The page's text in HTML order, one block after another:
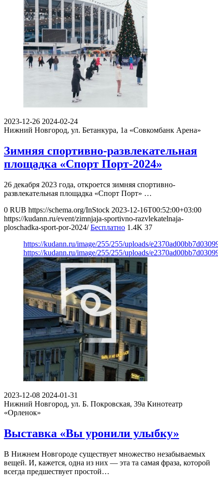
2023-12-26 2024-02-24
Нижний Новгород, ул. Бетанкура, 1а «Совкомбанк Арена⁠»
Зимняя спортивно-развлекательная
площадка «Спорт Порт-2024»
26 декабря 2023 года, откроется зимняя спортивно-
развлекательная площадка «Спорт Порт» …
0 RUB https://schema.org/InStock 2023-12-16T00:52:00+03:00
https://kudann.ru/event/zimnjaja-sportivno-razvlekatelnaja-
ploschadka-sport-por-2024/ Бесплатно 1.4K 37
https://kudann.ru/image/255/255/uploads/
https://kudann.ru/image/255/255/uploads/
2023-12-08 2024-01-31
Нижний Новгород, ул. Б. Покровская, 39а Кинотеатр
«Орленок»
Выставка «Вы уронили улыбку»
В Нижнем Новгороде существует множество незабываемых
вещей. И, кажется, одна из них — эта та самая фраза, которой
всегда предшествует простой…